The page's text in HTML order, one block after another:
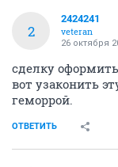
2
2424241
veteran
26 октября
сделку
вот узаконить
геморрой.
ОТВЕТИТЬ